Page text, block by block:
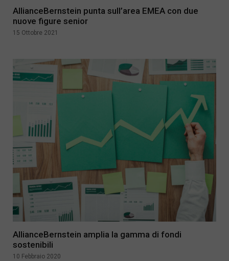
AllianceBernstein punta sull’area EMEA con due
nuove figure senior
15 Ottobre 2021
AllianceBernstein amplia la gamma di fondi
sostenibili
10 Febbraio 2020